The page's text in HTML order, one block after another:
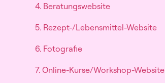
4. Beratungswebsite
5. Rezept-/Lebensmittel-Website
6. Fotografie
7. Online-Kurse/Workshop-Website